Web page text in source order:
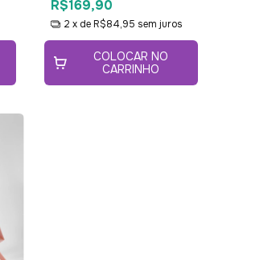
R$169,90
2 x de R$84,95 sem juros
COLOCAR NO
CARRINHO